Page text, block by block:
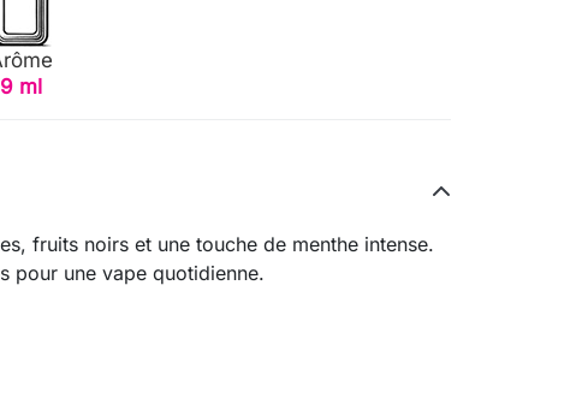
9 ml
fruits noirs et une touche de menthe intense.
pour une vape quotidienne.